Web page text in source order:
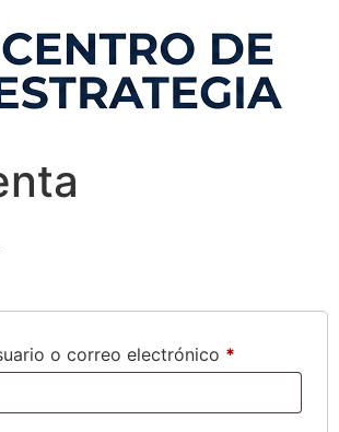
o correo electrónico *